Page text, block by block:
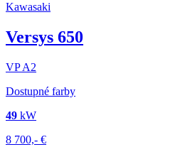
Kawasaki
Versys 650
VPA2
Dostupné farby
49 kW
8 700,- €